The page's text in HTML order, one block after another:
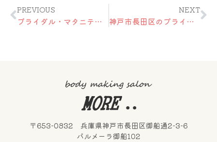
Prev
PREVIOUS
ブライダル・マタニティエステ |MORE’s Braidal・Maternity
NEXT
神戸市長田区のプライベートヨガ
〒653-0832 兵庫県神戸市長田区御船通2-3-6
パルメーラ御船102